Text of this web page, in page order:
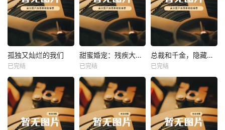
热播
未知
孤独又灿烂的我们
已完结
热播
未知
甜蜜婚宠：残疾大佬夜夜撩
已完结
热播
未知
总裁和千金，隐藏身份闪婚了
已完结